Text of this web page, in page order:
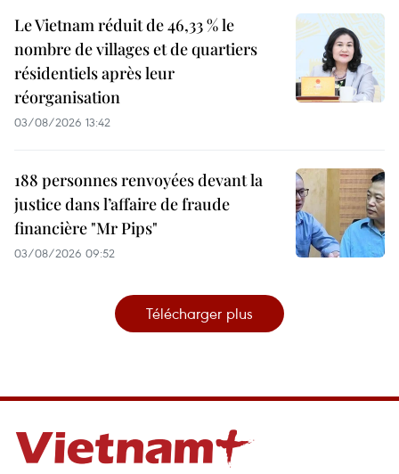
Le Vietnam réduit de 46,33 % le
nombre de villages et de quartiers
résidentiels après leur
réorganisation
03/08/2026 13:42
188 personnes renvoyées devant la
justice dans l’affaire de fraude
financière "Mr Pips"
03/08/2026 09:52
Télécharger plus